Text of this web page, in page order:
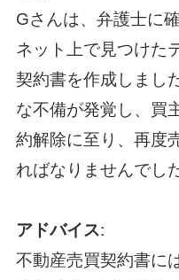
Gさんは、弁護士に
ネット上で見つけた
契約書を作成しまし
な不備が発覚し、買
約解除に至り、再度
ればなりませんでし
アドバイス:
不動産売買契約書に